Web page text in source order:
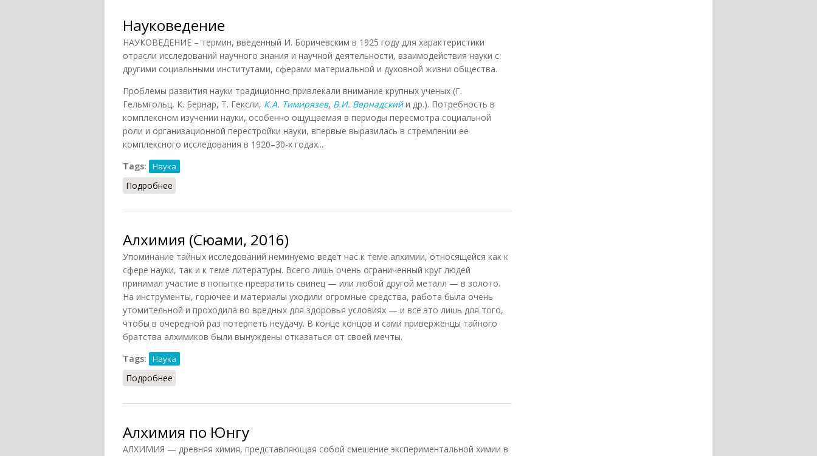
Науковедение
НАУКОВЕДЕНИЕ – термин, введенный И. Боричевским в 1925 году для характеристики
отрасли исследований научного знания и научной деятельности, взаимодействия науки с
другими социальными институтами, сферами материальной и духовной жизни общества.
Проблемы развития науки традиционно привлекали внимание крупных ученых (Г.
Гельмгольц, К. Бернар, Т. Гексли, К.А. Тимирязев, В.И. Вернадскийи др.). Потребность в
комплексном изучении науки, особенно ощущаемая в периоды пересмотра социальной
роли и организационной перестройки науки, впервые выразилась в стремлении ее
комплексного исследования в 1920–30-х годах...
Tags:
Наука
Подробнее
Алхимия (Сюами, 2016)
Упоминание тайных исследований неминуемо ведет нас к теме алхимии, относящейся как к
сфере науки, так и к теме литературы. Всего лишь очень ограниченный круг людей
принимал участие в попытке превратить свинец — или любой другой металл — в золото.
На инструменты, горючее и материалы уходили огромные средства, работа была очень
утомительной и проходила во вредных для здоровья условиях — и все это лишь для того,
чтобы в очередной раз потерпеть неудачу. В конце концов и сами приверженцы тайного
братства алхимиков были вынуждены отказаться от своей мечты.
Tags:
Наука
Подробнее
Алхимия по Юнгу
АЛХИМИЯ — древняя химия, представляющая собой смешение экспериментальной химии в